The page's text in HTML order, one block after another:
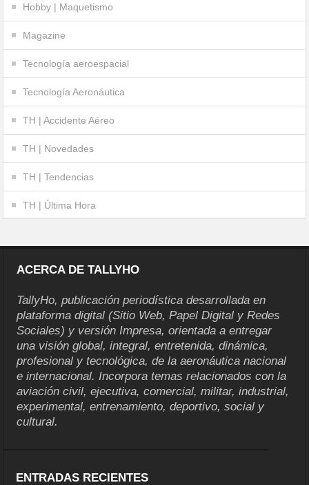
Hobby | Maquetismo
Magazine
Tecnología aeroespacial
Tecnología Aeronáutica
TH | Accidente Aéreo
TH | Novedades
TH | Tendencias
TH | Última Hora
ACERCA DE TALLYHO
TallyHo, publicación periodística desarrollada en
plataforma digital (Sitio Web, Papel Digital y Redes
Sociales) y versión Impresa, orientada a entregar
una visión global, integral, entretenida, dinámica,
profesional y tecnológica, de la aeronáutica nacional
e internacional. Incorpora temas relacionados con la
aviación civil, ejecutiva, comercial, militar, industrial,
experimental, entrenamiento, deportivo, social y
cultural.
ENTRADAS RECIENTES